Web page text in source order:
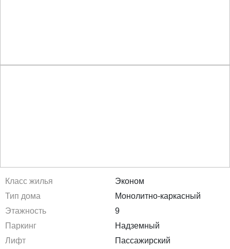
Класс жилья
Эконом
Тип дома
Монолитно-каркасный
Этажность
9
Паркинг
Надземный
Лифт
Пассажирский